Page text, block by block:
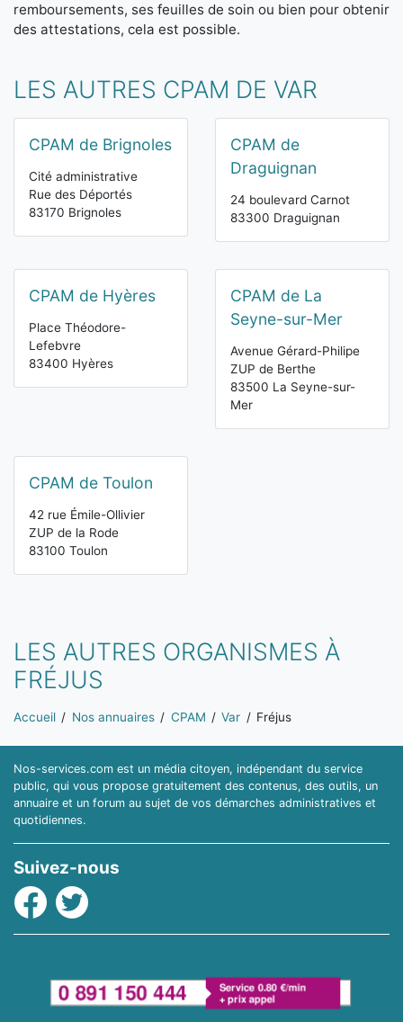
remboursements, ses feuilles de soin ou bien pour obtenir
des attestations, cela est possible.
LES AUTRES CPAM DE VAR
CPAM de Brignoles
Cité administrative
Rue des Déportés
83170 Brignoles
CPAM de
Draguignan
24 boulevard Carnot
83300 Draguignan
CPAM de Hyères
Place Théodore-
Lefebvre
83400 Hyères
CPAM de La
Seyne-sur-Mer
Avenue Gérard-Philipe
ZUP de Berthe
83500 La Seyne-sur-
Mer
CPAM de Toulon
42 rue Émile-Ollivier
ZUP de la Rode
83100 Toulon
LES AUTRES ORGANISMES À
FRÉJUS
Vous êtes ici:
Accueil Nos annuaires CPAM Var Fréjus
Nos-services.com est un média citoyen, indépendant du service
public, qui vous propose gratuitement des contenus, des outils, un
annuaire et un forum au sujet de vos démarches administratives et
quotidiennes.
Suivez-nous
Facebook
Twitter